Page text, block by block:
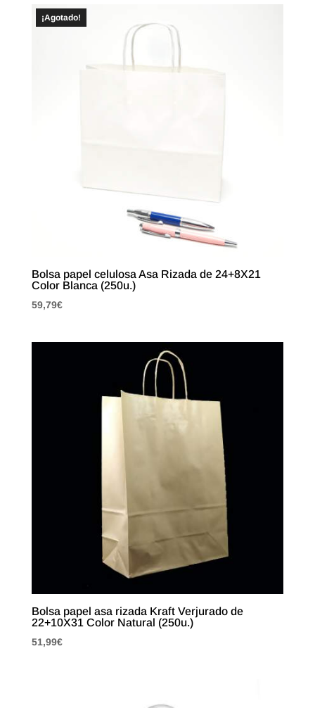
¡Agotado!
Bolsa papel celulosa Asa Rizada de 24+8X21
Color Blanca (250u.)
59,79€
Bolsa papel asa rizada Kraft Verjurado de
22+10X31 Color Natural (250u.)
51,99€